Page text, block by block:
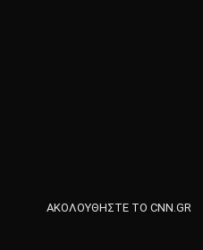
ΑΚΟΛΟΥΘΗΣΤΕ ΤΟ CNN.GR